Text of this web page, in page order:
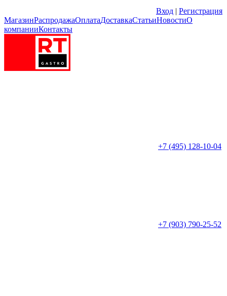
Вход | Регистрация
МагазинРаспродажаОплатаДоставкаСтатьиНовостиО
компанииКонтакты
+7 (495) 128-10-04
+7 (903) 790-25-52